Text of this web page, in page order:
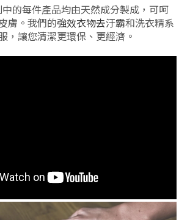
的每件產品均由天然成分製成，可呵
膚。我們的強效衣物去汙霸和洗衣精系
，讓您清潔更環保、更經濟。